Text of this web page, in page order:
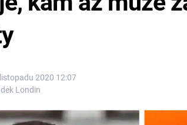
2020 12:07
Londin